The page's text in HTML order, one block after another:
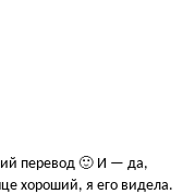
перевод 🙂 И — да,
хороший, я его видела.